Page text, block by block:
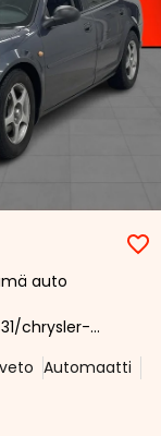
auto
chrysler-
Automaatti